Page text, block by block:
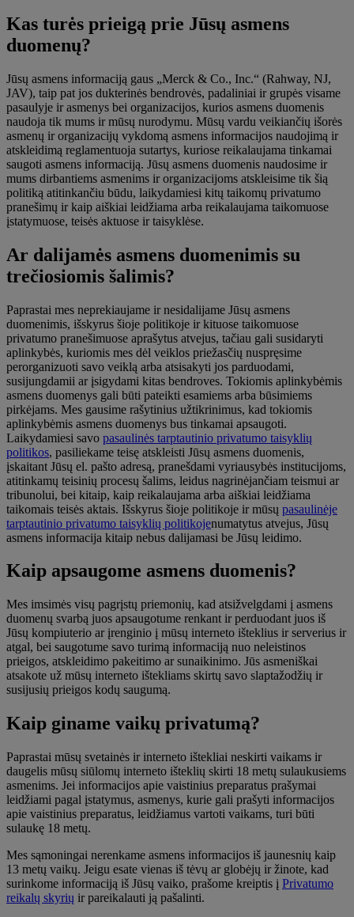
Kas turės prieigą prie Jūsų asmens
duomenų?
Jūsų asmens informaciją gaus „Merck & Co., Inc.“ (Rahway, NJ,
JAV), taip pat jos dukterinės bendrovės, padaliniai ir grupės visame
pasaulyje ir asmenys bei organizacijos, kurios asmens duomenis
naudoja tik mums ir mūsų nurodymu. Mūsų vardu veikiančių išorės
asmenų ir organizacijų vykdomą asmens informacijos naudojimą ir
atskleidimą reglamentuoja sutartys, kuriose reikalaujama tinkamai
saugoti asmens informaciją. Jūsų asmens duomenis naudosime ir
mums dirbantiems asmenims ir organizacijoms atskleisime tik šią
politiką atitinkančiu būdu, laikydamiesi kitų taikomų privatumo
pranešimų ir kaip aiškiai leidžiama arba reikalaujama taikomuose
įstatymuose, teisės aktuose ir taisyklėse.
Ar dalijamės asmens duomenimis su
trečiosiomis šalimis?
Paprastai mes neprekiaujame ir nesidalijame Jūsų asmens
duomenimis, išskyrus šioje politikoje ir kituose taikomuose
privatumo pranešimuose aprašytus atvejus, tačiau gali susidaryti
aplinkybės, kuriomis mes dėl veiklos priežasčių nuspręsime
perorganizuoti savo veiklą arba atsisakyti jos parduodami,
susijungdamii ar įsigydami kitas bendroves. Tokiomis aplinkybėmis
asmens duomenys gali būti pateikti esamiems arba būsimiems
pirkėjams. Mes gausime rašytinius užtikrinimus, kad tokiomis
aplinkybėmis asmens duomenys bus tinkamai apsaugoti.
Laikydamiesi savo pasaulinės tarptautinio privatumo taisyklių
politikos, pasiliekame teisę atskleisti Jūsų asmens duomenis,
įskaitant Jūsų el. pašto adresą, pranešdami vyriausybės institucijoms,
atitinkamų teisinių procesų šalims, leidus nagrinėjančiam teismui ar
tribunolui, bei kitaip, kaip reikalaujama arba aiškiai leidžiama
taikomais teisės aktais. Išskyrus šioje politikoje ir mūsų pasaulinėje
tarptautinio privatumo taisyklių politikojenumatytus atvejus, Jūsų
asmens informacija kitaip nebus dalijamasi be Jūsų leidimo.
Kaip apsaugome asmens duomenis?
Mes imsimės visų pagrįstų priemonių, kad atsižvelgdami į asmens
duomenų svarbą juos apsaugotume renkant ir perduodant juos iš
Jūsų kompiuterio ar įrenginio į mūsų interneto išteklius ir serverius ir
atgal, bei saugotume savo turimą informaciją nuo neleistinos
prieigos, atskleidimo pakeitimo ar sunaikinimo. Jūs asmeniškai
atsakote už mūsų interneto ištekliams skirtų savo slaptažodžių ir
susijusių prieigos kodų saugumą.
Kaip giname vaikų privatumą?
Paprastai mūsų svetainės ir interneto ištekliai neskirti vaikams ir
daugelis mūsų siūlomų interneto išteklių skirti 18 metų sulaukusiems
asmenims. Jei informacijos apie vaistinius preparatus prašymai
leidžiami pagal įstatymus, asmenys, kurie gali prašyti informacijos
apie vaistinius preparatus, leidžiamus vartoti vaikams, turi būti
sulaukę 18 metų.
Mes sąmoningai nerenkame asmens informacijos iš jaunesnių kaip
13 metų vaikų. Jeigu esate vienas iš tėvų ar globėjų ir žinote, kad
surinkome informaciją iš Jūsų vaiko, prašome kreiptis į Privatumo
reikalų skyrių ir pareikalauti ją pašalinti.